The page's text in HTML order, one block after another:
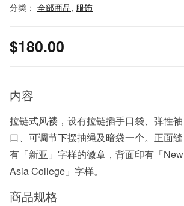
分类： 全部商品, 服饰
$180.00
内容
拉链式风褛，设有拉链插手口袋、弹性袖
口、可调节下摆抽绳及暗袋一个。正面缝
有「新亚」字样的徽章，背面印有「New
Asia College」字样。
商品规格